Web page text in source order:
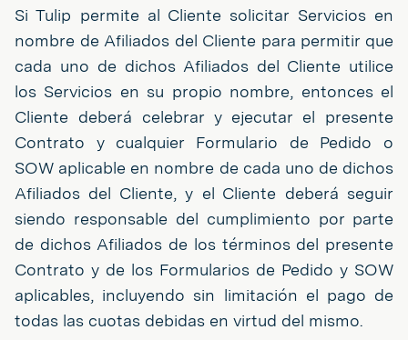
Si Tulip permite al Cliente solicitar Servicios en
nombre de Afiliados del Cliente para permitir que
cada uno de dichos Afiliados del Cliente utilice
los Servicios en su propio nombre, entonces el
Cliente deberá celebrar y ejecutar el presente
Contrato y cualquier Formulario de Pedido o
SOW aplicable en nombre de cada uno de dichos
Afiliados del Cliente, y el Cliente deberá seguir
siendo responsable del cumplimiento por parte
de dichos Afiliados de los términos del presente
Contrato y de los Formularios de Pedido y SOW
aplicables, incluyendo sin limitación el pago de
todas las cuotas debidas en virtud del mismo.